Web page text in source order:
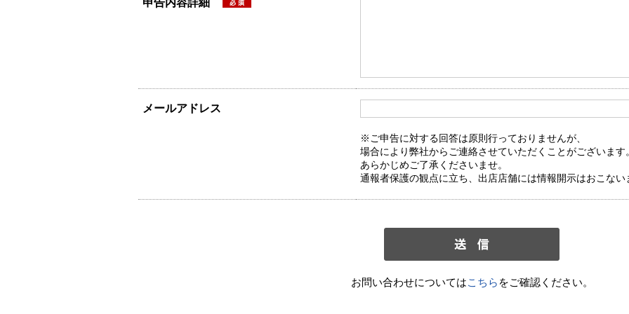
申告内容詳細
メールアドレス
※ご申告に対する回答は原則行っておりませんが、
場合により弊社からご連絡させていただくことがございます。
あらかじめご了承くださいませ。
通報者保護の観点に立ち、出店店舗には情報開示はおこない
お問い合わせについてはこちら をご確認ください。